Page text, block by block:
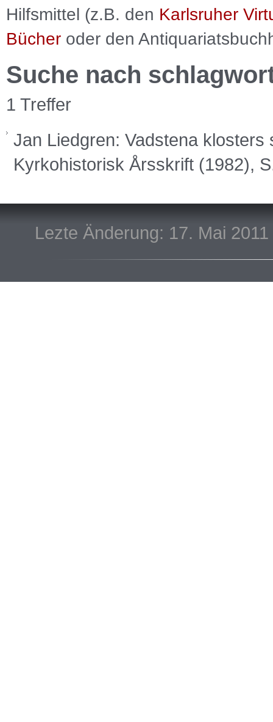
Hilfsmittel (z.B. den Karlsruher
Bücher oder den
Suche nach
1 Treffer
Jan Liedgren: Vadstena
Kyrkohistorisk Årsskrift (1982),
Lezte Änderung: 17. Mai